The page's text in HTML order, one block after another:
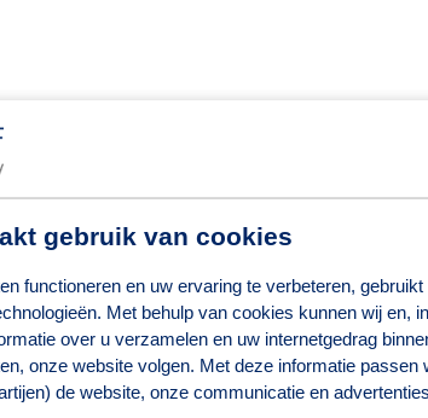
gebruik van cookies
functioneren en uw ervaring te verbeteren,
Met behulp van cookies kunnen wij en,
over u verzamelen en uw internetgedrag
onze website volgen. Met deze informatie passen
de website, onze communicatie en
neem contact op en maak deel uit van onze
tot het bewaken, controleren en overhandigen
dit op een prettige en klantvriendelijke manier kan
de voorraad bij en bewaakt deze.